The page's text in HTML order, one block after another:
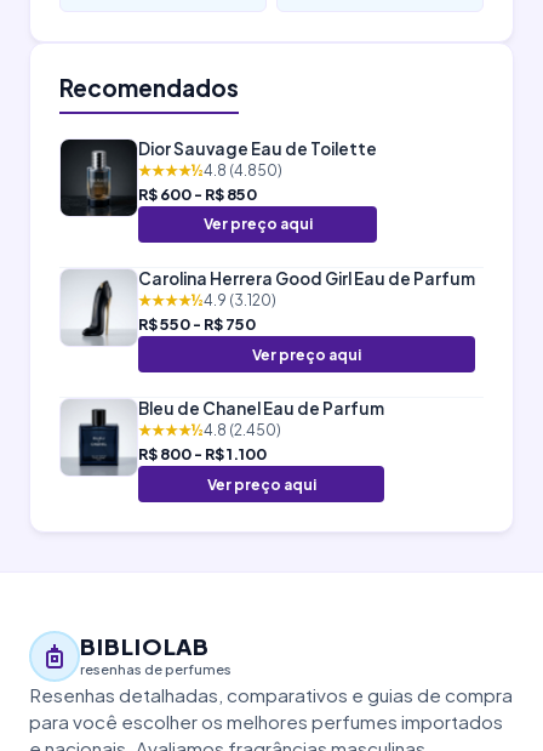
Recomendados
Dior Sauvage Eau de Toilette
★★★★½4.8 (4.850)
R$ 600 - R$ 850
Ver preço aqui
Carolina Herrera Good Girl Eau de Parfum
★★★★½4.9 (3.120)
R$ 550 - R$ 750
Ver preço aqui
Bleu de Chanel Eau de Parfum
★★★★½4.8 (2.450)
R$ 800 - R$ 1.100
Ver preço aqui
BIBLIOLAB
resenhas de perfumes
Resenhas detalhadas, comparativos e guias de compra
para você escolher os melhores perfumes importados